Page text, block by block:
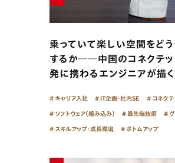
乗っていて楽しい空間をど
するか──中国のコネクテッ
発に携わるエンジニアが描
キャリア入社 IT企画・社内SE コネクテ
ソフトウェア（組み込み） 最先端技術
スキルアップ・成長環境 ボトムアップ